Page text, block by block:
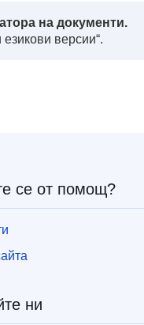
на документи.
версии“.
се от помощ?
ни